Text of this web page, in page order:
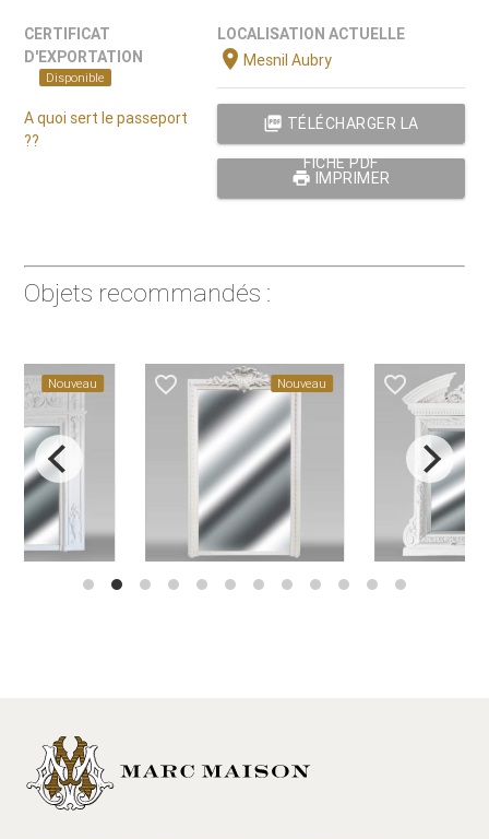
CERTIFICAT
D'EXPORTATION
Disponible
A quoi sert le passeport
??
LOCALISATION ACTUELLE
location_onMesnil Aubry
picture_as_pdf TÉLÉCHARGER LA
FICHE PDF
print IMPRIMER
Objets recommandés :
Nouveau favorite_border Nouveau favorite_border